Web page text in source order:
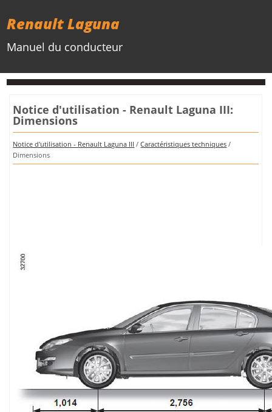
Renault Laguna
Manuel du conducteur
Notice d'utilisation - Renault Laguna III:
Dimensions
Notice d'utilisation - Renault Laguna III /Caractéristiques techniques /
Dimensions